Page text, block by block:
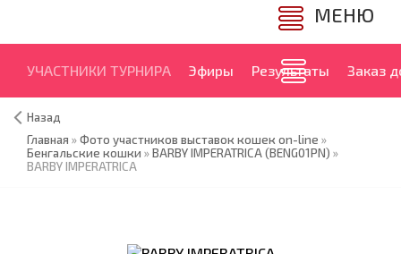
МЕНЮ
УЧАСТНИКИ ТУРНИРА Эфиры Результаты Заказ
Назад
Главная »Фото участников выставок кошек on-line »
Бенгальские кошки »BARBY IMPERATRICA (BENG01PN) »
BARBY IMPERATRICA